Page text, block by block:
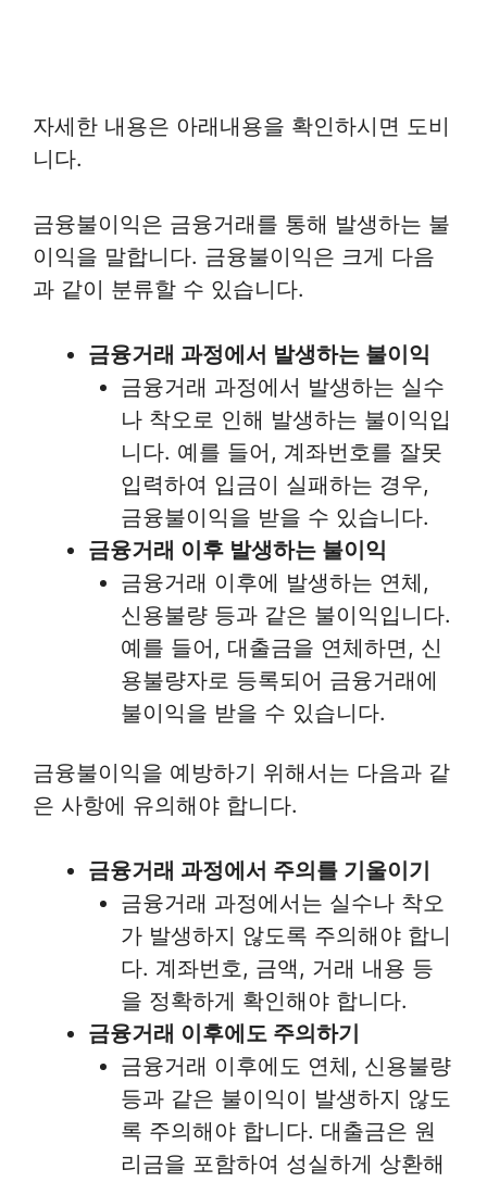
자세한 내용은 아래내용을 확인하시면 도비
니다.
금융불이익은 금융거래를 통해 발생하는 불
이익을 말합니다. 금융불이익은 크게 다음
과 같이 분류할 수 있습니다.
금융거래 과정에서 발생하는 불이익
금융거래 과정에서 발생하는 실수
나 착오로 인해 발생하는 불이익입
니다. 예를 들어, 계좌번호를 잘못
입력하여 입금이 실패하는 경우,
금융불이익을 받을 수 있습니다.
금융거래 이후 발생하는 불이익
금융거래 이후에 발생하는 연체,
신용불량 등과 같은 불이익입니다.
예를 들어, 대출금을 연체하면, 신
용불량자로 등록되어 금융거래에
불이익을 받을 수 있습니다.
금융불이익을 예방하기 위해서는 다음과 같
은 사항에 유의해야 합니다.
금융거래 과정에서 주의를 기울이기
금융거래 과정에서는 실수나 착오
가 발생하지 않도록 주의해야 합니
다. 계좌번호, 금액, 거래 내용 등
을 정확하게 확인해야 합니다.
금융거래 이후에도 주의하기
금융거래 이후에도 연체, 신용불량
등과 같은 불이익이 발생하지 않도
록 주의해야 합니다. 대출금은 원
리금을 포함하여 성실하게 상환해